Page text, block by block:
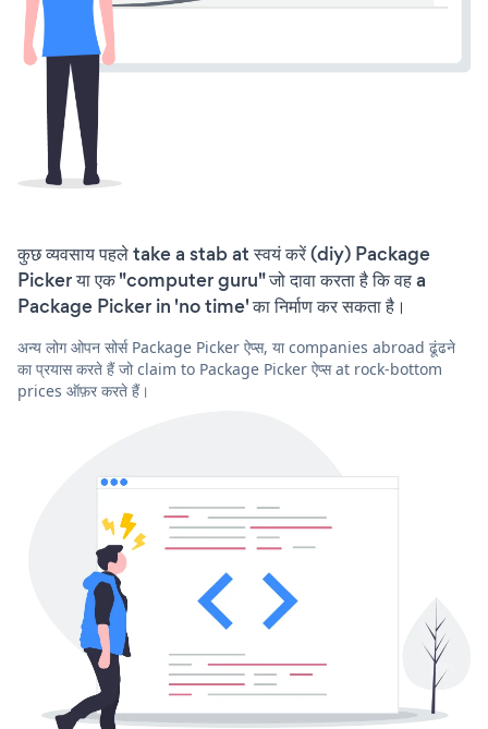
कुछ व्यवसाय पहले take a stab at स्वयं करें (diy) Package
Picker या एक "computer guru" जो दावा करता है कि वह a
Package Picker in 'no time' का निर्माण कर सकता है।
अन्य लोग ओपन सोर्स Package Picker ऐप्स, या companies abroad ढूंढने
का प्रयास करते हैं जो claim to Package Picker ऐप्स at rock-bottom
prices ऑफ़र करते हैं।